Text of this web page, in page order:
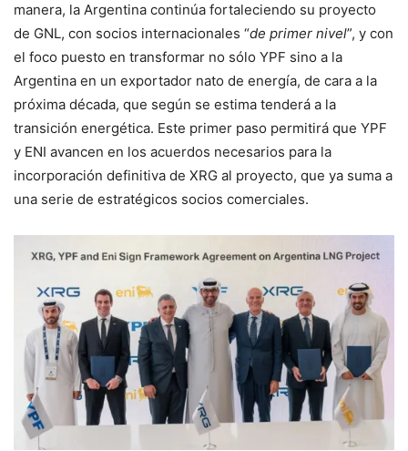
manera, la Argentina continúa fortaleciendo su proyecto
de GNL, con socios internacionales “de primer nivel”, y con
el foco puesto en transformar no sólo YPF sino a la
Argentina en un exportador nato de energía, de cara a la
próxima década, que según se estima tenderá a la
transición energética. Este primer paso permitirá que YPF
y ENI avancen en los acuerdos necesarios para la
incorporación definitiva de XRG al proyecto, que ya suma a
una serie de estratégicos socios comerciales.